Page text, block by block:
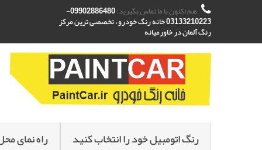
هم اکنون با ما تماس بگیرید: 09902886480-
03133210223 خانه رنگ خودرو ، تخصصی ترین مرکز
رنگ آلمان در خاورمیانه
رنگ اتومبیل خود را انتخاب کنید راه نمای